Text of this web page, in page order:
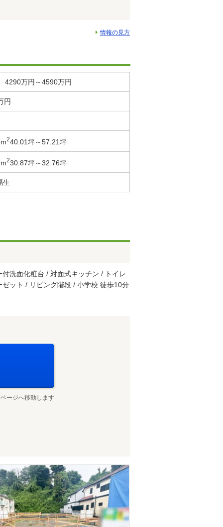
情報の見方
4290万円～4590万円
円
240.01坪～57.21坪
230.87坪～32.76坪
生
洗面化粧台 / 対面式キッチン / トイレ
ット / リビング階段 / 小学校 徒歩10分
ージへ移動します